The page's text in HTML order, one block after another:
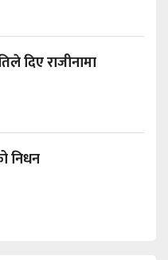
दिए राजीनामा
निधन